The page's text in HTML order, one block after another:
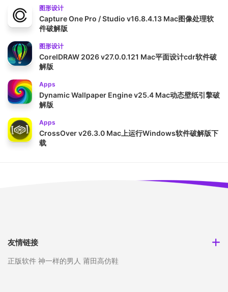
图形设计
Capture One Pro / Studio v16.8.4.13 Mac图像处理软
件破解版
图形设计
CorelDRAW 2026 v27.0.0.121 Mac平面设计cdr软件破
解版
Apps
Dynamic Wallpaper Engine v25.4 Mac动态壁纸引擎破
解版
Apps
CrossOver v26.3.0 Mac上运行Windows软件破解版下
载
友情链接
正版软件 神一样的男人 莆田高仿鞋